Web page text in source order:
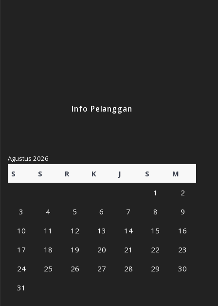
Info Pelanggan
Agustus 2026
S S R K J S
M
1
2
3
4 5 6 7 8
9
10
11 12 13 14 15
16
17
18 19 20 21 22
23
24
25 26 27 28 29
30
31